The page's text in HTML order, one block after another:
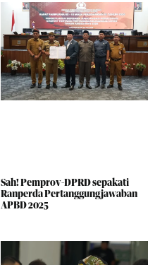
Sah! Pemprov-DPRD sepakati
Ranperda Pertanggungjawaban
APBD 2025